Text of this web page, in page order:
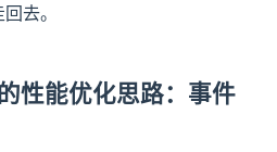
去。
性能优化思路：事件